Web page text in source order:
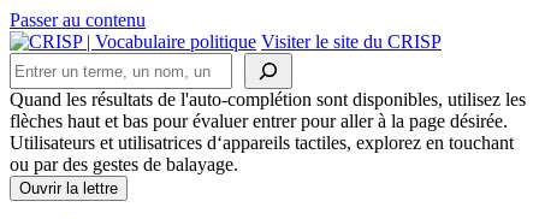
Passer au contenu
Navigation
principale
Visiter le site du CRISP
Rechercher
Quand les résultats de l'auto-complétion sont disponibles, utilisez les
flèches haut et bas pour évaluer entrer pour aller à la page désirée.
Utilisateurs et utilisatrices d‘appareils tactiles, explorez en touchant
ou par des gestes de balayage.
Ouvrir la lettre